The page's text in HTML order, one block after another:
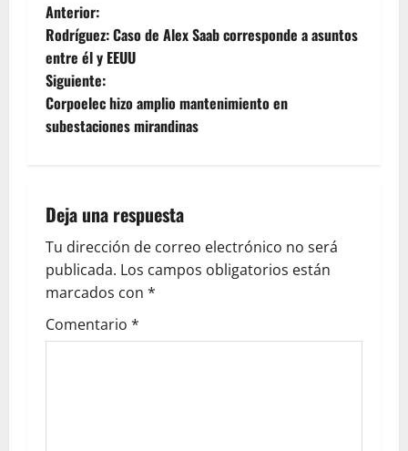
Anterior:
Rodríguez: Caso de Alex Saab corresponde a asuntos
entre él y EEUU
Siguiente:
Corpoelec hizo amplio mantenimiento en
subestaciones mirandinas
Deja una respuesta
Tu dirección de correo electrónico no será
publicada. Los campos obligatorios están
marcados con *
Comentario *